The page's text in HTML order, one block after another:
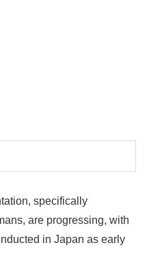
specifically
are progressing, with
in Japan as early